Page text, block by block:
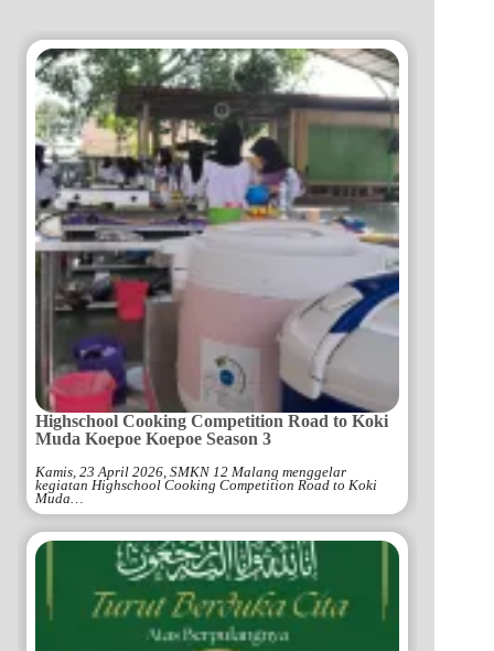
Highschool Cooking Competition Road to Koki
Muda Koepoe Koepoe Season 3
Kamis, 23 April 2026, SMKN 12 Malang menggelar
kegiatan Highschool Cooking Competition Road to Koki
Muda…